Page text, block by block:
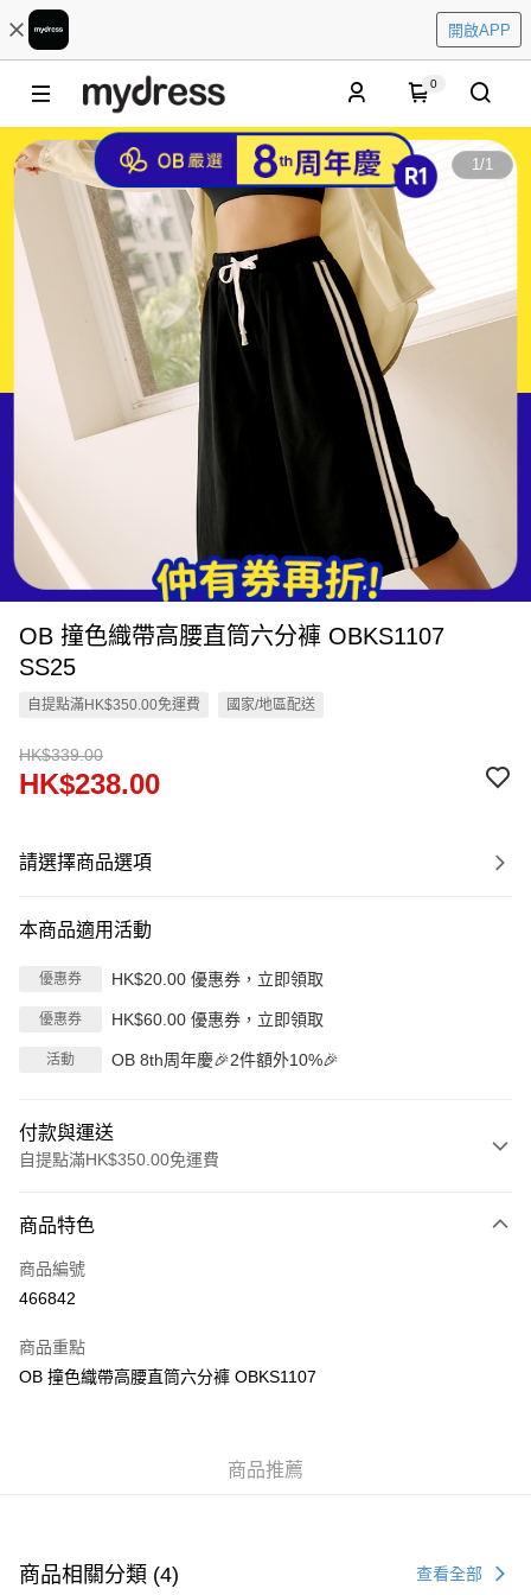
開啟APP
0
1/1
OB 撞色織帶高腰直筒六分褲 OBKS1107
SS25
自提點滿HK$350.00免運費 國家/地區配送
HK$339.00
HK$238.00
請選擇商品選項
本商品適用活動
優惠券 HK$20.00 優惠券，立即領取
優惠券 HK$60.00 優惠券，立即領取
活動 OB 8th周年慶🎉2件額外10%🎉
付款與運送
自提點滿HK$350.00免運費
信用卡
Apple Pay
PayMe
付款後順豐站及營業點
商品特色
商品編號
466842
商品重點
OB 撞色織帶高腰直筒六分褲 OBKS1107
商品推薦
商品相關分類 (4) 查看全部